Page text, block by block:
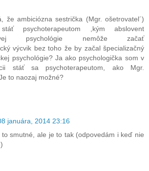
že ambiciózna sestrička (Mgr. ošetrovatel´)
psychoterapeutom ,kým abslovent
psychológie nemôže začať
výcvik bez toho že by začal špecializačný
psychológie? Ja ako psychologička som v
stáť sa psychoterapeutom, ako Mgr.
to naozaj možné?
januára, 2014 23:16
to smutné, ale je to tak (odpovedám i keď nie